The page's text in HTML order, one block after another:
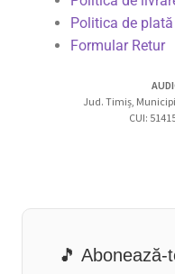
Politica de plată
Formular Retur
Jud. Timiș,
CUI:
🎵